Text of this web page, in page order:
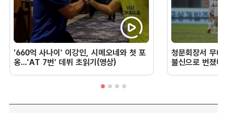
'660억 사나이' 이강인, 시메오네와 첫 포
옹...'AT 7번' 데뷔 초읽기(영상)
청문회장서 무너
불신으로 번졌